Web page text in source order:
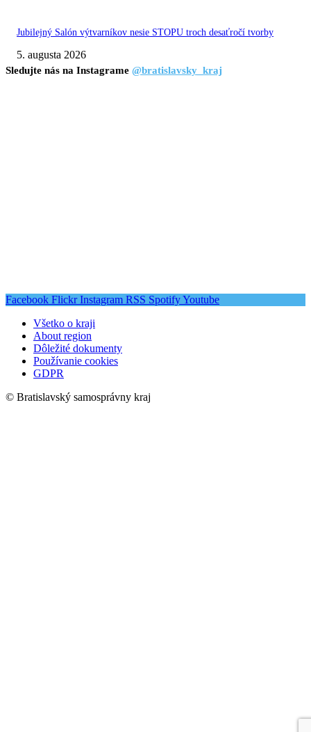
Jubilejný Salón výtvarníkov nesie STOPU troch desaťročí tvorby
5. augusta 2026
Sledujte nás na Instagrame @bratislavsky_kraj
Facebook Flickr Instagram RSS SpotifyYoutube
Všetko o kraji
About region
Dôležité dokumenty
Používanie cookies
GDPR
© Bratislavský samosprávny kraj